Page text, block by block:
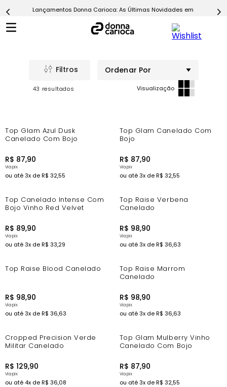
Lançamentos Donna Carioca: As Últimas Novidades em Moda
Ordenar Por
43
New In
Top Glam Azul Dusk
Canelado Com Bojo
R$ 87,90
ou até3x deR$ 32,55
Top Glam Canelado Com
Bojo
R$ 87,90
ou até3x deR$ 32,55
Top Canelado Intense Com
Bojo Vinho Red Velvet
R$ 89,90
ou até3x deR$ 33,29
Top Raise Verbena
Canelado
R$ 98,90
ou até3x deR$ 36,63
Top Raise Blood Canelado
R$ 98,90
ou até3x deR$ 36,63
Top Raise Marrom
Canelado
R$ 98,90
ou até3x deR$ 36,63
Cropped Precision Verde
Militar Canelado
R$ 129,90
ou até 4x deR$ 36,08
Top Glam Mulberry Vinho
Canelado Com Bojo
R$ 87,90
ou até3x deR$ 32,55
Short
Challenge Azul